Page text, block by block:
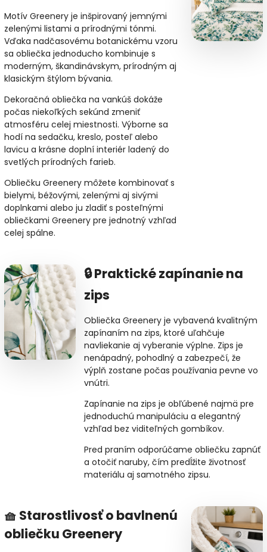
Motív Greenery je inšpirovaný jemnými
zelenými listami a prírodnými tónmi.
Vďaka nadčasovému botanickému vzoru
sa obliečka jednoducho kombinuje s
moderným, škandinávskym, prírodným aj
klasickým štýlom bývania.
Dekoračná obliečka na vankúš dokáže
počas niekoľkých sekúnd zmeniť
atmosféru celej miestnosti. Výborne sa
hodí na sedačku, kreslo, posteľ alebo
lavicu a krásne doplní interiér ladený do
svetlých prírodných farieb.
Obliečku Greenery môžete kombinovať s
bielymi, béžovými, zelenými aj sivými
doplnkami alebo ju zladiť s posteľnými
obliečkami Greenery pre jednotný vzhľad
celej spálne.
🔒 Praktické zapínanie na
zips
Obliečka Greenery je vybavená kvalitným
zapínaním na zips, ktoré uľahčuje
navliekanie aj vyberanie výplne. Zips je
nenápadný, pohodlný a zabezpečí, že
výplň zostane počas používania pevne vo
vnútri.
Zapínanie na zips je obľúbené najmä pre
jednoduchú manipuláciu a elegantný
vzhľad bez viditeľných gombíkov.
Pred praním odporúčame obliečku zapnúť
a otočiť naruby, čím predĺžite životnosť
materiálu aj samotného zipsu.
🧺 Starostlivosť o bavlnenú
obliečku Greenery